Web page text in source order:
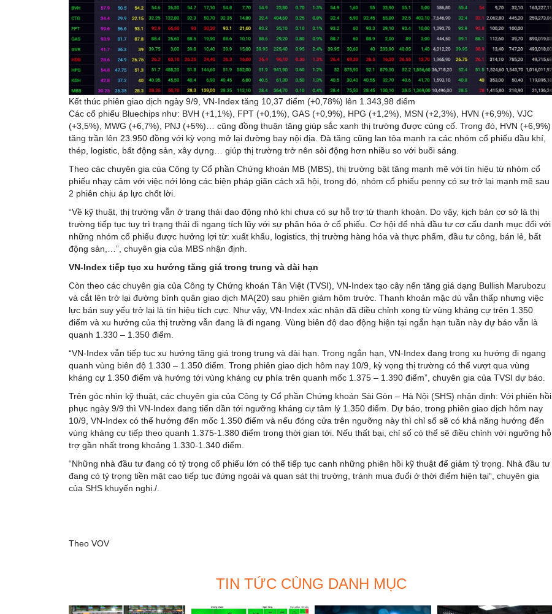
Kết thúc phiên giao dịch ngày 9/9, VN-Index tăng 10,37 điểm (+0,78%) lên 1.343,98 điểm
Các cổ phiếu Bluechips như: BVH (+1,1%), FPT (+0,1%), GAS (+0,9%), HPG (+1,2%), MSN (+2,3%), HVN (+6,9%), VJC
(+3,5%), MWG (+6,7%), PNJ (+5%)… cũng đồng thuận tăng giúp sắc xanh thị trường được củng cố. Trong đó, HVN (+6,9%)
tăng trần lên 23.950 đồng với kỳ vọng mở lại đường bay nội địa. Đà tăng cũng lan tỏa mạnh ra các nhóm cổ phiếu dầu khí,
thép, logistic, bất động sản, xây dựng… giúp thị trường trở nên sôi động hơn nhiều so với buổi sáng.
Theo các chuyên gia của Công ty Cổ phần Chứng khoán MB (MBS), thị trường bật tăng mạnh mẽ với tín hiệu từ nhóm cổ
phiếu nhạy cảm với việc nới lỏng các biện pháp giãn cách xã hội, trong đó, nhóm cổ phiếu penny có sự trở lại mạnh mẽ sau
2 phiên chịu áp lực chốt lời.
“Về kỹ thuật, thị trường vẫn ở trạng thái dao động nhỏ khi chưa có sự hỗ trợ từ thanh khoản. Do vậy, kịch bản cơ sở là thị
trường tiếp tục tuy trì trạng thái đi ngang tích lũy với sự phân hóa ở cổ phiếu. Cơ hội để nhà đầu tư cơ cấu danh mục đối với
những nhóm cổ phiếu được hưởng lợi từ: xuất khẩu, logistics, thị trường hàng hóa và thực phẩm, đầu tư công, bán lẻ, bất
động sản,…”, chuyên gia của MBS nhận định.
VN-Index tiếp tục xu hướng tăng giá trong trung và dài hạn
Còn theo các chuyên gia của Công ty Chứng khoán Tân Việt (TVSI), VN-Index tạo cây nến tăng giá dạng Bullish Marubozu
và cắt lên trở lại đường bình quân giao dịch MA(20) sau phiên giảm hôm trước. Thanh khoản mặc dù vẫn thấp nhưng việc
lực bán suy yếu trở lại là tín hiệu tích cực. Như vậy, VN-Index xác nhận đã điều chỉnh xong từ vùng kháng cự trên 1.350
điểm và xu hướng của thị trường vẫn đang là đi ngang. Vùng biên độ dao động hiện tại ngắn hạn tuần này dự báo vẫn là
quanh 1.330 – 1.350 điểm.
“VN-Index vẫn tiếp tục xu hướng tăng giá trong trung và dài hạn. Trong ngắn hạn, VN-Index đang trong xu hướng đi ngang
quanh vùng biên độ 1.330 – 1.350 điểm. Trong phiên giao dịch hôm nay 10/9, kỳ vọng thị trường có thể vượt qua vùng
kháng cự 1.350 điểm và hướng tới vùng kháng cự phía trên quanh mốc 1.375 – 1.390 điểm”, chuyên gia của TVSI dự báo.
Trên góc nhìn kỹ thuật, các chuyên gia của Công ty Cổ phần Chứng khoán Sài Gòn – Hà Nội (SHS) nhận định: Với phiên hồi
phục ngày 9/9 thì VN-Index đang tiến dần tới ngưỡng kháng cự tâm lý 1.350 điểm. Dự báo, trong phiên giao dịch hôm nay
10/9, VN-Index có thể hướng đến mốc 1.350 điểm và nếu đóng cửa trên ngưỡng này thì chỉ số sẽ có khả năng hướng đến
vùng kháng cự tiếp theo quanh 1.375-1.380 điểm trong thời gian tới. Nếu thất bại, chỉ số có thể sẽ điều chỉnh với ngưỡng hỗ
trợ gần nhất trong khoảng 1.330-1.340 điểm.
“Những nhà đầu tư đang có tỷ trọng cổ phiếu lớn có thể tiếp tục canh những phiên hồi kỹ thuật để giảm tỷ trọng. Nhà đầu tư
đang có tỷ trọng tiền mặt cao tiếp tục đứng ngoài và quan sát thị trường, tránh mua đuổi ở thời điểm hiện tại”, chuyên gia
của SHS khuyến nghị./.
Theo VOV
TIN TỨC CÙNG DANH MỤC